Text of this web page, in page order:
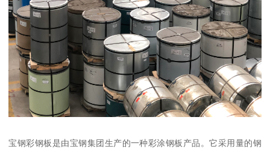
宝钢彩钢板是由宝钢集团生产的一种彩涂钢板产品。它采用量的钢